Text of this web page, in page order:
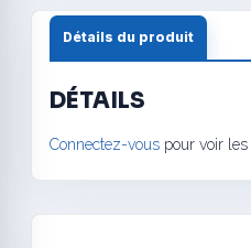
Détails du produit
DÉTAILS
Connectez-vous pour voir